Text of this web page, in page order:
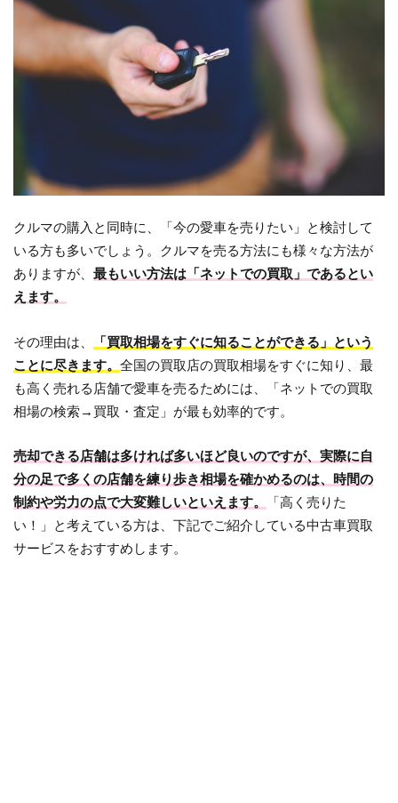
クルマの購入と同時に、「今の愛車を売りたい」と検討して
いる方も多いでしょう。クルマを売る方法にも様々な方法が
ありますが、最もいい方法は「ネットでの買取」であるとい
えます。
その理由は、
「買取相場をすぐに知ることができる」という
ことに尽きます。全国の買取店の買取相場をすぐに知り、最
も高く売れる店舗で愛車を売るためには、「ネットでの買取
相場の検索→買取・査定」が最も効率的です。
売却できる店舗は多ければ多いほど良いのですが、実際に自
分の足で多くの店舗を練り歩き相場を確かめるのは、時間の
制約や労力の点で大変難しいといえます。
「高く売りた
い！」と考えている方は、下記でご紹介している中古車買取
サービスをおすすめします。